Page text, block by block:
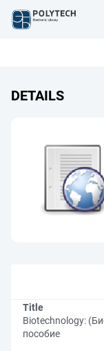
DETAILS
Title
Biotechnology:
пособие